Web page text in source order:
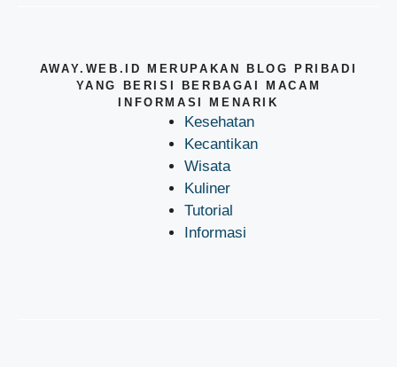
AWAY.WEB.ID MERUPAKAN BLOG PRIBADI
YANG BERISI BERBAGAI MACAM
INFORMASI MENARIK
Kesehatan
Kecantikan
Wisata
Kuliner
Tutorial
Informasi